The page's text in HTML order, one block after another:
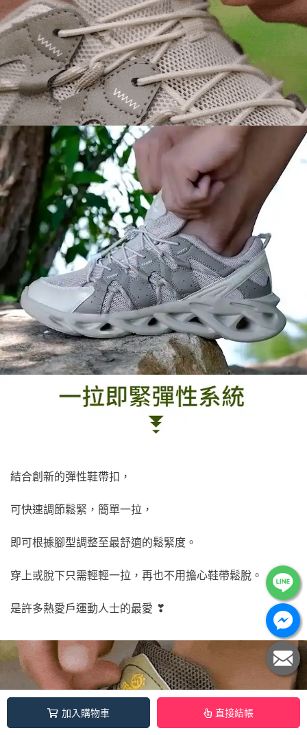
加入購物車 直接結帳
結合創新的彈性鞋帶扣，
可快速調節鬆緊，簡單一拉，
即可根據腳型調整至最舒適的鬆緊度。
穿上或脫下只需輕輕一拉，再也不用擔心鞋帶鬆脫。
是許多熱愛戶運動人士的最愛 ❣